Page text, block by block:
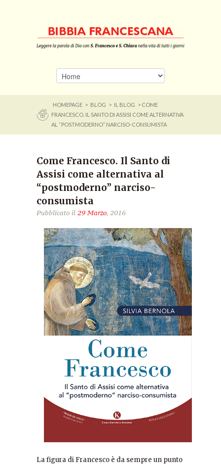
HOMEPAGE > BLOG > IL BLOG
> COME
FRANCESCO. IL SANTO DI ASSISI COME ALTERNATIVA
AL “POSTMODERNO” NARCISO-CONSUMISTA
Come Francesco. Il Santo di
Assisi come alternativa al
“postmoderno” narciso-
consumista
Pubblicato il 29 Marzo, 2016
La figura di Francesco è da sempre un punto